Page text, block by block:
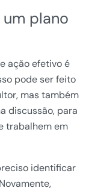
plano
ação efetivo é
pode ser feito
mas também
discussão, para
trabalhem em
identificar